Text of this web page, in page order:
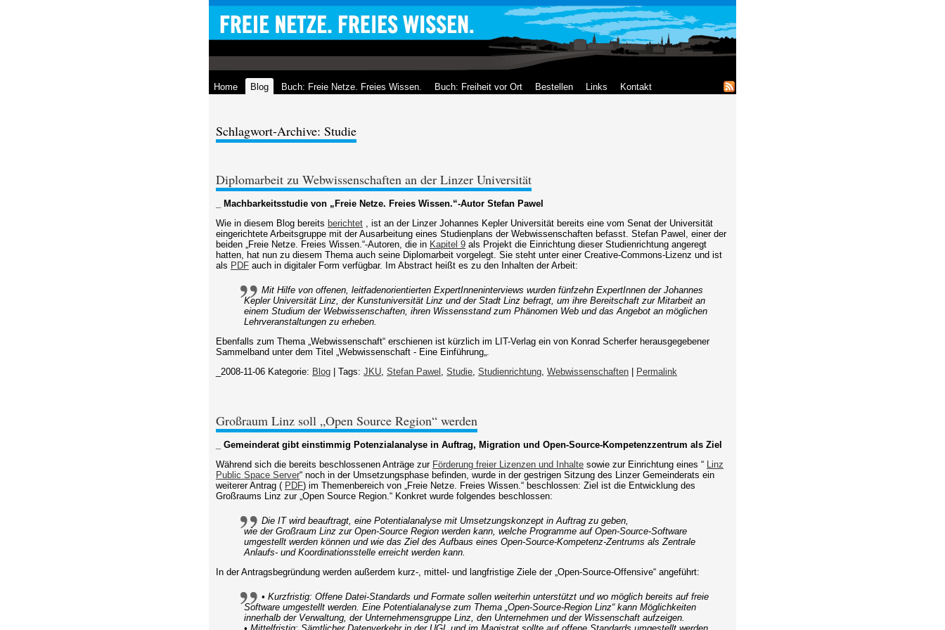
Home Blog Buch: Freie Netze. Freies Wissen. Buch: Freiheit vor Ort Bestellen Links Kontakt
Schlagwort-Archive: Studie
Diplomarbeit zu Webwissenschaften an der Linzer Universität
_ Machbarkeitsstudie von „Freie Netze. Freies Wissen.“-Autor Stefan Pawel
Wie in diesem Blog bereits berichtet , ist an der Linzer Johannes Kepler Universität bereits eine vom Senat der Universität
eingerichtete Arbeitsgruppe mit der Ausarbeitung eines Studienplans der Webwissenschaften befasst. Stefan Pawel, einer der
beiden „Freie Netze. Freies Wissen.“-Autoren, die in Kapitel 9 als Projekt die Einrichtung dieser Studienrichtung angeregt
hatten, hat nun zu diesem Thema auch seine Diplomarbeit vorgelegt. Sie steht unter einer Creative-Commons-Lizenz und ist
als PDF auch in digitaler Form verfügbar. Im Abstract heißt es zu den Inhalten der Arbeit:
Mit Hilfe von offenen, leitfadenorientierten ExpertInneninterviews wurden fünfzehn ExpertInnen der Johannes
Kepler Universität Linz, der Kunstuniversität Linz und der Stadt Linz befragt, um ihre Bereitschaft zur Mitarbeit an
einem Studium der Webwissenschaften, ihren Wissensstand zum Phänomen Web und das Angebot an möglichen
Lehrveranstaltungen zu erheben.
Ebenfalls zum Thema „Webwissenschaft“ erschienen ist kürzlich im LIT-Verlag ein von Konrad Scherfer herausgegebener
Sammelband unter dem Titel „Webwissenschaft - Eine Einführung„.
_2008-11-06 Kategorie: Blog | Tags: JKU, Stefan Pawel , Studie, Studienrichtung, Webwissenschaften Permalink
Großraum Linz soll „Open Source Region“ werden
_ Gemeinderat gibt einstimmig Potenzialanalyse in Auftrag, Migration und Open-Source-Kompetenzzentrum als Ziel
Während sich die bereits beschlossenen Anträge zur Förderung freier Lizenzen und Inhalte sowie zur Einrichtung eines “ Linz
Public Space Server“ noch in der Umsetzungsphase befinden, wurde in der gestrigen Sitzung des Linzer Gemeinderats ein
weiterer Antrag ( PDF) im Themenbereich von „Freie Netze. Freies Wissen.“ beschlossen: Ziel ist die Entwicklung des
Großraums Linz zur „Open Source Region.“ Konkret wurde folgendes beschlossen:
Die IT wird beauftragt, eine Potentialanalyse mit Umsetzungskonzept in Auftrag zu geben,
wie der Großraum Linz zur Open-Source Region werden kann, welche Programme auf Open-Source-Software
umgestellt werden können und wie das Ziel des Aufbaus eines Open-Source-Kompetenz-Zentrums als Zentrale
Anlaufs- und Koordinationsstelle erreicht werden kann.
In der Antragsbegründung werden außerdem kurz-, mittel- und langfristige Ziele der „Open-Source-Offensive“ angeführt:
• Kurzfristig: Offene Datei-Standards und Formate sollen weiterhin unterstützt und wo möglich bereits auf freie
Software umgestellt werden. Eine Potentialanalyse zum Thema „Open-Source-Region Linz“ kann Möglichkeiten
innerhalb der Verwaltung, der Unternehmensgruppe Linz, den Unternehmen und der Wissenschaft aufzeigen.